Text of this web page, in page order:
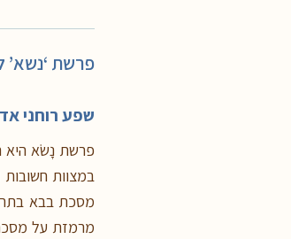
פרשת ‘נשא’
שפע רוחני
במצוות
מסכת בבא
מרמזת על